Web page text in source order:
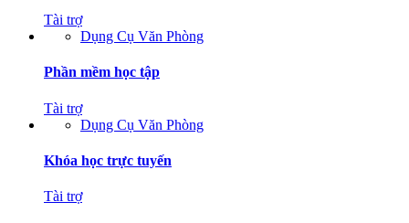
Tài trợ
Dụng Cụ Văn Phòng
Phần mềm học tập
Tài trợ
Dụng Cụ Văn Phòng
Khóa học trực tuyến
Tài trợ